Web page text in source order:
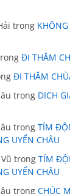
trong
ĐI THĂM
ĐI THĂM
trong DICH
trong TÍM
UYỂN CHÂU
trong TÍM
UYỂN CHÂU
trong CHÚC